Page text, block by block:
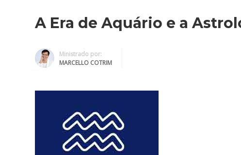
A Era de Aquário e a
Ministrado por:
MARCELLO COTRIM